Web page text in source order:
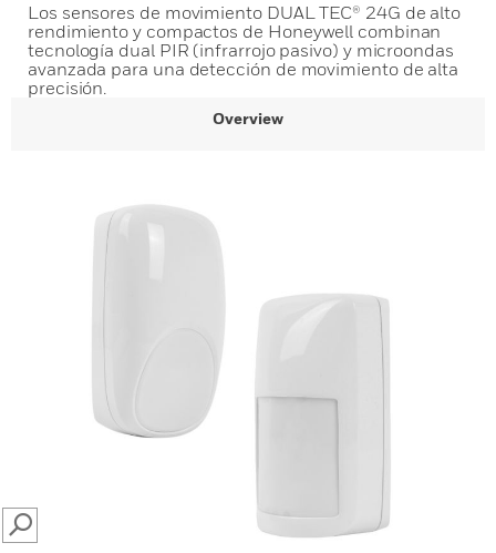
Los sensores de movimiento DUAL TEC® 24G de alto
rendimiento y compactos de Honeywell combinan
tecnología dual PIR (infrarrojo pasivo) y microondas
avanzada para una detección de movimiento de alta
precisión.
Overview
SEARCH